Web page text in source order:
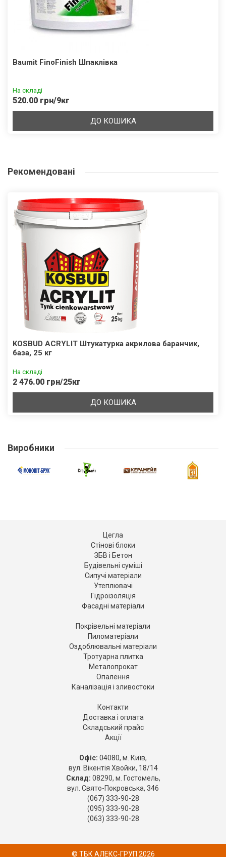
Baumit FinoFinish Шпаклівка
На складі
520.00 грн/9кг
ДО КОШИКА
Рекомендовані
KOSBUD ACRYLIT Штукатурка акрилова баранчик,
база, 25 кг
На складі
2 476.00 грн/25кг
ДО КОШИКА
Виробники
Цегла
Стінові блоки
ЗБВ і Бетон
Будівельні суміші
Сипучі матеріали
Утеплювачі
Гідроізоляція
Фасадні матеріали
Покрівельні матеріали
Пиломатеріали
Оздоблювальні матеріали
Тротуарна плитка
Металопрокат
Опалення
Каналізація і зливостоки
Контакти
Доставка і оплата
Складський прайс
Акції
Офіс: 04080, м. Київ,
вул. Вікентія Хвойки, 18/14
Склад: 08290, м. Гостомель,
вул. Свято-Покровська, 346
(067) 333-90-28
(095) 333-90-28
(063) 333-90-28
© ТБК АЛЕКС-ГРУП 2026